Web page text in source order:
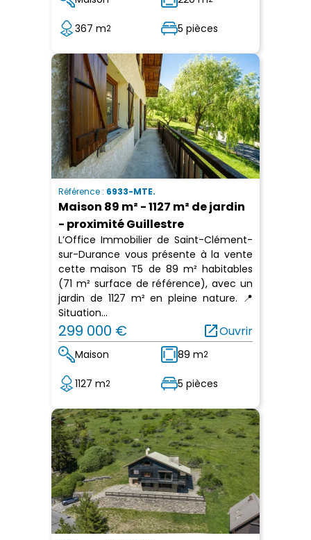
367 m2 5 pièces
Référence : 6933-MTE.
Maison 89 m² - 1127 m² de jardin
- proximité Guillestre
L’Office Immobilier de Saint-Clément-
sur-Durance vous présente à la vente
cette maison T5 de 89 m² habitables
(71 m² surface de référence), avec un
jardin de 1127 m² en pleine nature. 📍
Situation...
299 000 € open_in_newOuvrir
Maison 89 m2
1127 m2 5 pièces